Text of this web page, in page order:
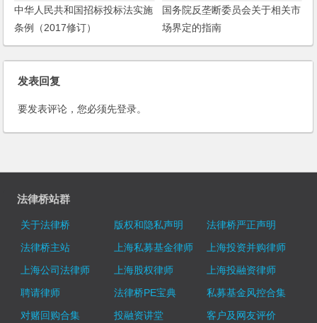
中华人民共和国招标投标法实施
条例（2017修订）
国务院反垄断委员会关于相关市
场界定的指南
发表回复
要发表评论，您必须先登录。
法律桥站群
关于法律桥 版权和隐私声明
法律桥严正声明
法律桥主站
上海私募基金律师
上海投资并购律师
上海公司法律师
上海股权律师
上海投融资律师
聘请律师
法律桥PE宝典
私募基金风控合集
对赌回购合集
投融资讲堂
客户及网友评价